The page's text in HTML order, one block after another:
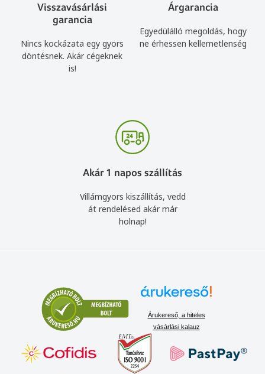
Visszavásárlási
garancia
Nincs kockázata egy gyors
döntésnek. Akár cégeknek
is!
Árgarancia
Egyedülálló megoldás, hogy
ne érhessen kellemetlenség
Akár 1 napos szállítás
Villámgyors kiszállítás, vedd
át rendelésed akár már
holnap!
Árukereső, a hiteles
vásárlási kalauz